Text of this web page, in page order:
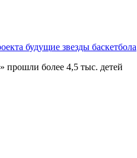
будущие звезды баскетбола
прошли более 4,5 тыс. детей